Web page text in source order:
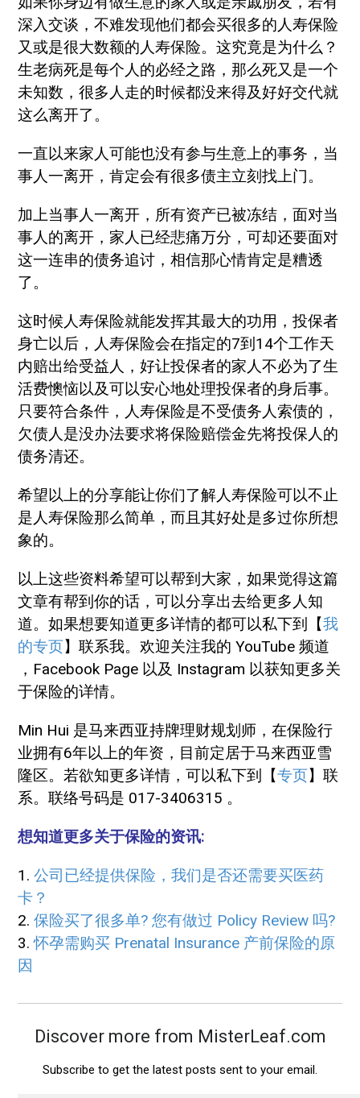
深入交谈，不难发现他们都会买很多的人寿保险
又或是很大数额的人寿保险。这究竟是为什么？
生老病死是每个人的必经之路，那么死又是一个
未知数，很多人走的时候都没来得及好好交代就
这么离开了。
一直以来家人可能也没有参与生意上的事务，当
事人一离开，肯定会有很多债主立刻找上门。
加上当事人一离开，所有资产已被冻结，面对当
事人的离开，家人已经悲痛万分，可却还要面对
这一连串的债务追讨，相信那心情肯定是糟透
了。
这时候人寿保险就能发挥其最大的功用，投保者
身亡以后，人寿保险会在指定的7到14个工作天
内赔出给受益人，好让投保者的家人不必为了生
活费懊恼以及可以安心地处理投保者的身后事。
只要符合条件，人寿保险是不受债务人索债的，
欠债人是没办法要求将保险赔偿金先将投保人的
债务清还。
希望以上的分享能让你们了解人寿保险可以不止
是人寿保险那么简单，而且其好处是多过你所想
象的。
以上这些资料希望可以帮到大家，如果觉得这篇
文章有帮到你的话，可以分享出去给更多人知
道。如果想要知道更多详情的都可以私下到【我
的专页】联系我。欢迎关注我的 YouTube 频道
，Facebook Page 以及 Instagram 以获知更多关
于保险的详情。
Min Hui 是马来西亚持牌理财规划师，在保险行
业拥有6年以上的年资，目前定居于马来西亚雪
隆区。若欲知更多详情，可以私下到【专页】联
系。联络号码是 017-3406315 。
想知道更多关于保险的资讯:
1.公司已经提供保险，我们是否还需要买医药
卡？
2.保险买了很多单? 您有做过 Policy Review 吗?
3.怀孕需购买 Prenatal Insurance 产前保险的原
因
Discover more from MisterLeaf.com
Subscribe to get the latest posts sent to your email.